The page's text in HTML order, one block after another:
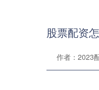
股票配资
作者：2023